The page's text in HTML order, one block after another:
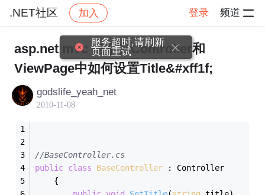
.NET社区 加入 登录 频道
.NET社区 帖子详情
asp.net mvc 自定义Controller和
ViewPage中如何设置Title&#xff1f;
godslife_yeah_net
2010-11-08
//BaseController.cs
public class BaseController :
Controller
    {
服务超时,请刷新
页面重试